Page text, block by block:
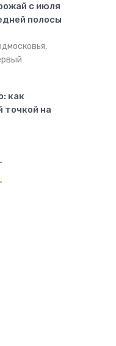
с июля
полосы
как
точкой на